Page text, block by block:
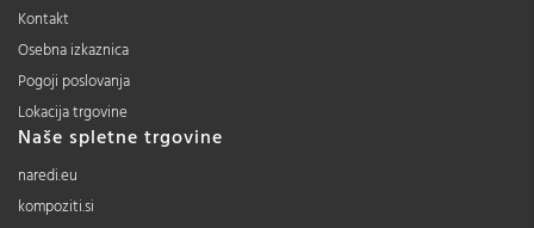
Kontakt
Osebna izkaznica
Pogoji poslovanja
Lokacija trgovine
Naše spletne trgovine
naredi.eu
kompoziti.si